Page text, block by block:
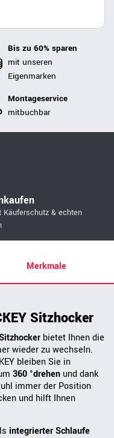
Bis zu 60% sparen
mit unseren
Eigenmarken
Montageservice
mitbuchbar
& echten
Merkmale
Sitzhocker
bietet Ihnen die
wieder zu wechseln.
bleiben Sie in
360 °drehen und dank
immer der Position
und hilft Ihnen
integrierter Schlaufe